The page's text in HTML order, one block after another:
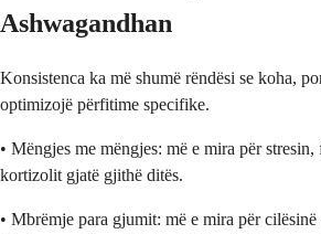
Ashwagandhan
Konsistenca ka më shumë rëndësi se koha,
optimizojë përfitime specifike.
• Mëngjes me mëngjes: më e mira për
kortizolit gjatë gjithë ditës.
• Mbrëmje para gjumit: më e mira për